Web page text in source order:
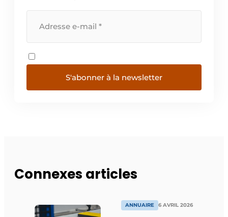
S'abonner à la newsletter
Connexes articles
ANNUAIRE 6 AVRIL 2026